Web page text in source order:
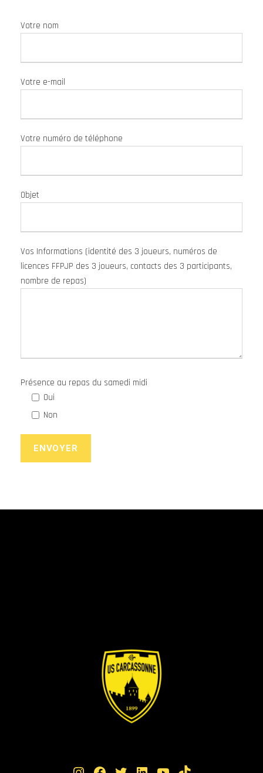
Votre nom
Votre e-mail
Votre numéro de téléphone
Objet
Vos Informations (identité des 3 joueurs, numéros de
licences FFPJP des 3 joueurs, contacts des 3 participants,
nombre de repas)
Présence au repas du samedi midi
Oui
Non